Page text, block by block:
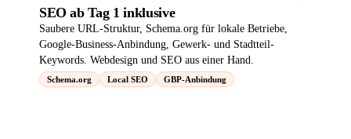
SEO ab Tag 1 inklusive
Saubere URL-Struktur, Schema.org für lokale Betriebe,
Google-Business-Anbindung, Gewerk- und Stadtteil-
Keywords. Webdesign und SEO aus einer Hand.
Schema.org Local SEO GBP-Anbindung